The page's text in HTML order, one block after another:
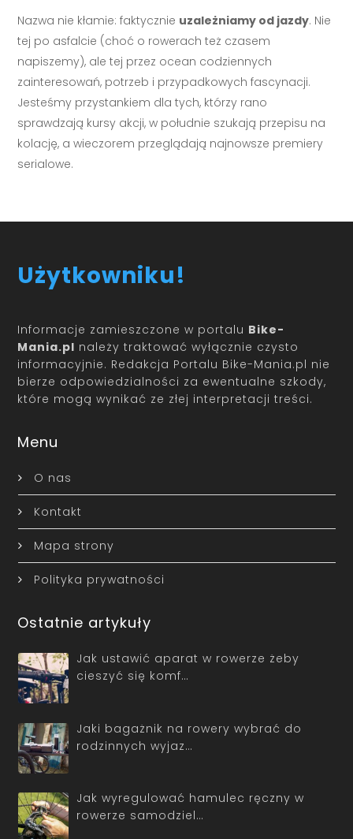
Nazwa nie kłamie: faktycznie uzależniamy od jazdy. Nie
tej po asfalcie (choć o rowerach też czasem
napiszemy), ale tej przez ocean codziennych
zainteresowań, potrzeb i przypadkowych fascynacji.
Jesteśmy przystankiem dla tych, którzy rano
sprawdzają kursy akcji, w południe szukają przepisu na
kolację, a wieczorem przeglądają najnowsze premiery
serialowe.
Użytkowniku!
Informacje zamieszczone w portalu Bike-
Mania.pl należy traktować wyłącznie czysto
informacyjnie. Redakcja Portalu Bike-Mania.pl nie
bierze odpowiedzialności za ewentualne szkody,
które mogą wynikać ze złej interpretacji treści.
Menu
O nas
Kontakt
Mapa strony
Polityka prywatności
Ostatnie artykuły
Jak ustawić aparat w rowerze żeby
cieszyć się komf…
Jaki bagażnik na rowery wybrać do
rodzinnych wyjaz…
Jak wyregulować hamulec ręczny w
rowerze samodziel…